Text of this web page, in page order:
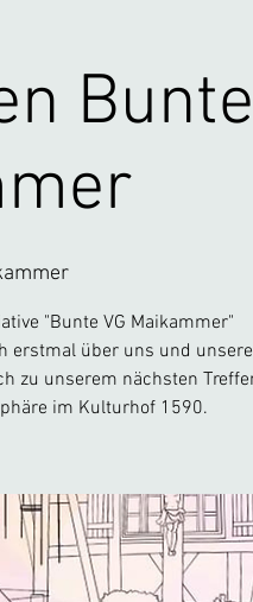
"Bunte VG Maikammer"
erstmal über uns und unsere
zu unserem nächsten
im Kulturhof 1590.